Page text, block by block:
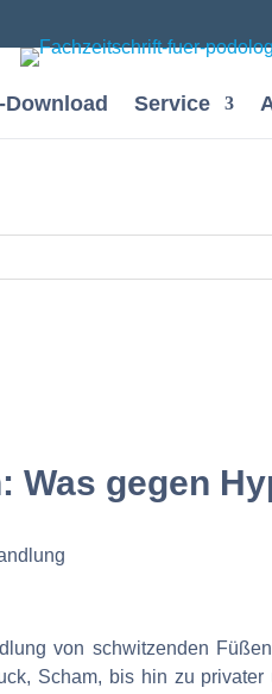
Download Service
Was gegen
von schwitzenden
Scham, bis hin zu